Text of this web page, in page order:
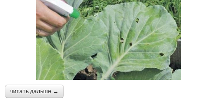
читать дальше →